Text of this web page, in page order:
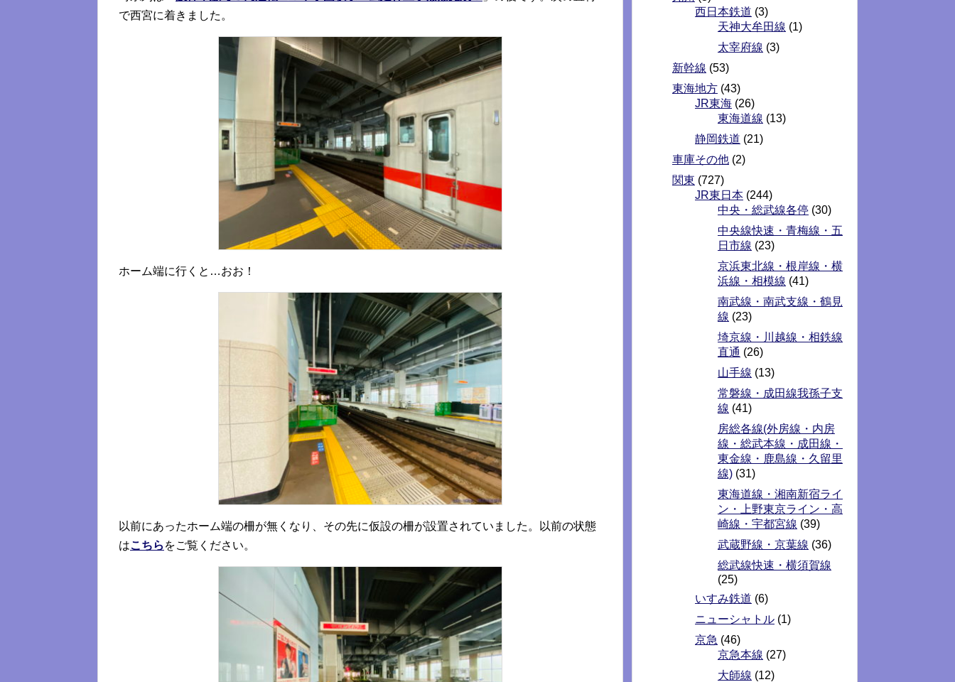
で西宮に着きました。
ホーム端に行くと…おお！
以前にあったホーム端の柵が無くなり、その先に仮設の柵が設置されていました。以前の状態
はこちら をご覧ください。
西日本鉄道 (3)
天神大牟田線 (1)
太宰府線 (3)
新幹線 (53)
東海地方 (43)
JR東海 (26)
東海道線 (13)
静岡鉄道 (21)
車庫その他 (2)
関東 (727)
JR東日本 (244)
中央・総武線各停 (30)
中央線快速・青梅線・五
日市線 (23)
京浜東北線・根岸線・横
浜線・相模線 (41)
南武線・南武支線・鶴見
線 (23)
埼京線・川越線・相鉄線
直通 (26)
山手線 (13)
常磐線・成田線我孫子支
線 (41)
房総各線(外房線・内房
線・総武本線・成田線・
東金線・鹿島線・久留里
線) (31)
東海道線・湘南新宿ライ
ン・上野東京ライン・高
崎線・宇都宮線 (39)
武蔵野線・京葉線 (36)
総武線快速・横須賀線
(25)
いすみ鉄道 (6)
ニューシャトル (1)
京急 (46)
京急本線 (27)
大師線 (12)